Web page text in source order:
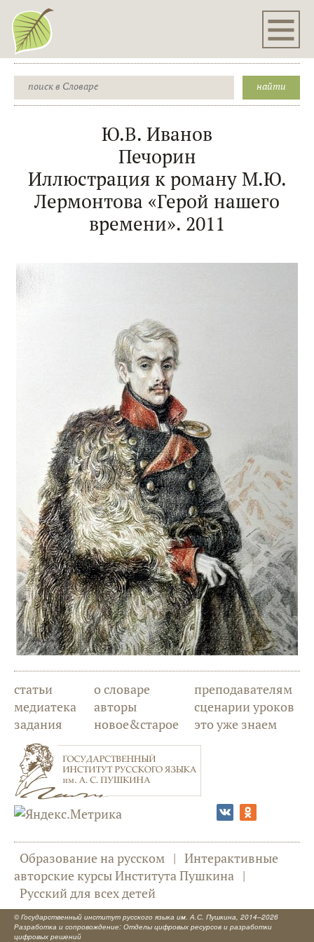
Ю.В. Иванов
Печорин
Иллюстрация к роману М.Ю.
Лермонтова «Герой нашего
времени». 2011
статьи
медиатека
задания
о словаре
авторы
новое&старое
преподавателям
сценарии уроков
это уже знаем
Образование на русском | Интерактивные
авторские курсы Института Пушкина |
Русский для всех детей
© Государственный институт русского языка им. А.С. Пушкина, 2014–2026
Разработка и сопровождение: Отделы цифровых ресурсов и разработки
цифровых решений